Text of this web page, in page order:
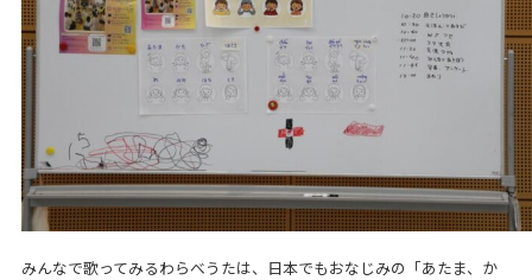
みんなで歌ってみるわらべうたは、日本でもおなじみの「あたま、か